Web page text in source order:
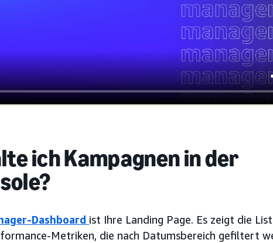
ich Kampagnen in der
Dashboard ist Ihre Landing Page. Es zeigt die
Metriken, die nach Datumsbereich gefiltert